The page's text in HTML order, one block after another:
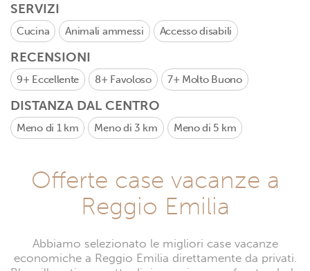
SERVIZI
Cucina Animali ammessi Accesso disabili
RECENSIONI
9+ Eccellente 8+ Favoloso 7+ Molto Buono
DISTANZA DAL CENTRO
Meno di 1 km Meno di 3 km Meno di 5 km
Offerte case vacanze a
Reggio Emilia
Abbiamo selezionato le migliori case vacanze
economiche a Reggio Emilia direttamente da privati.